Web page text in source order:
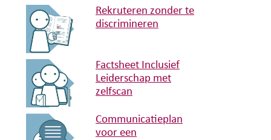
Rekruteren zonder te
discrimineren
Factsheet Inclusief
Leiderschap met
zelfscan
Communicatieplan
voor een